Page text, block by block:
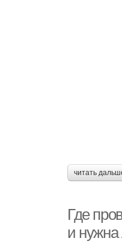
читать
Где
и нужна